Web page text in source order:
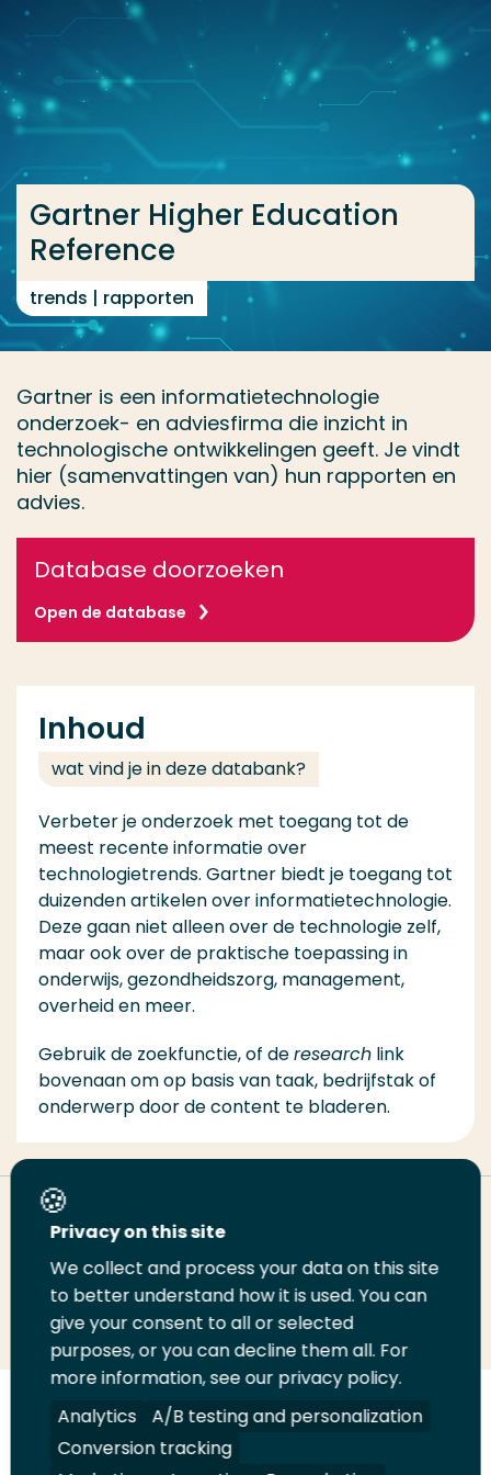
Ga direct naar de content
... > Gartner
Gartner Higher Education
Reference
trends | rapporten
Gartner is een informatietechnologie
onderzoek- en adviesfirma die inzicht in
technologische ontwikkelingen geeft. Je vindt
hier (samenvattingen van) hun rapporten en
advies.
Database doorzoeken
Open de database
Inhoud
wat vind je in deze databank?
Verbeter je onderzoek met toegang tot de
meest recente informatie over
technologietrends. Gartner biedt je toegang tot
duizenden artikelen over informatietechnologie.
Deze gaan niet alleen over de technologie zelf,
maar ook over de praktische toepassing in
onderwijs, gezondheidszorg, management,
overheid en meer.
Gebruik de zoekfunctie, of deresearch link
bovenaan om op basis van taak, bedrijfstak of
onderwerp door de content te bladeren.
Deel deze pagina
Deel
LinkedIn
Deel
op
Twitter
Deel
op
Facebook
Email
deze
pagina
Print
deze
pagina
Volg
ons
Volg
ons
Volg
ons
Volg
ons
Opleiding
Contact
Privacy on this site
We collect and process your data on this site
to better understand how it is used. You can
give your consent to all or selected
purposes, or you can decline them all. For
more information, see our privacy policy.
Analytics
A/B testing and personalization
Conversion tracking